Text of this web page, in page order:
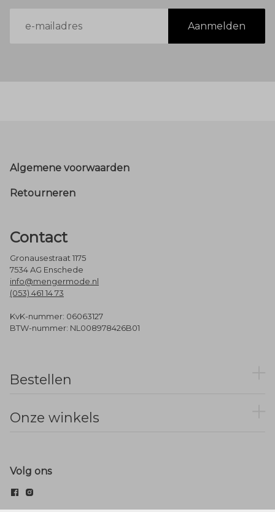
mailadres
Aanmelden
Footer
Algemene voorwaarden
Retourneren
Contact
Gronausestraat 1175
7534 AG Enschede
info@mengermode.nl
(053) 461 14 73
KvK-nummer: 06063127
BTW-nummer: NL008978426B01
Bestellen
Onze winkels
Volg ons